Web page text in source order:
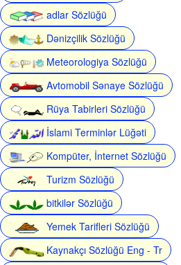
adlar Sözlüğü
Dənizçilik Sözlüğü
Meteorologiya Sözlüğü
Avtomobil Sənaye Sözlüğü
Rüya Tabirleri Sözlüğü
İslami Terminlər Lüğəti
Kompüter, İnternet Sözlüğü
Turizm Sözlüğü
bitkilər Sözlüğü
Yemek Tarifleri Sözlüğü
Kaynakçı Sözlüğü Eng - Tr